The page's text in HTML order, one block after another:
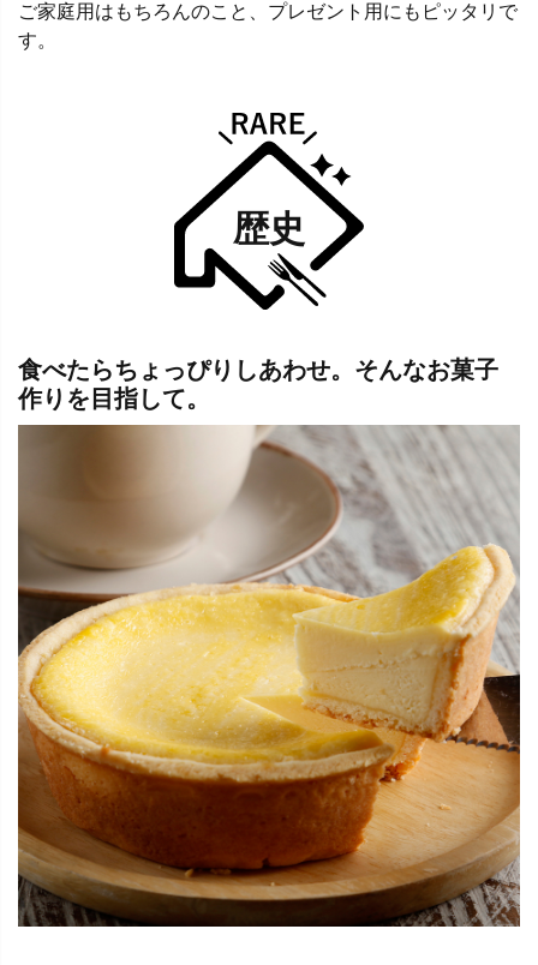
ご家庭用はもちろんのこと、プレゼント用にもピッタリで
す。
歴史
食べたらちょっぴりしあわせ。そんなお菓子
作りを目指して。